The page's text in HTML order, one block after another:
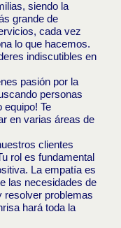
siendo la
grande de
cada vez
lo que hacemos.
indiscutibles en
pasión por la
personas
equipo! Te
en varias áreas de
clientes
rol es fundamental
La empatía es
las necesidades de
resolver problemas
hará toda la